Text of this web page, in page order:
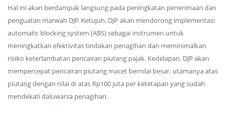
Hal ini akan berdampak langsung pada peningkatan penerimaan dan
penguatan marwah DJP. Ketujuh, DJP akan mendorong implementasi
automatic blocking system (ABS) sebagai instrumen untuk
meningkatkan efektivitas tindakan penagihan dan meminimalkan
risiko keterlambatan pencairan piutang pajak. Kedelapan, DJP akan
mempercepat pencairan piutang macet bernilai besar, utamanya atas
piutang dengan nilai di atas Rp100 juta per ketetapan yang sudah
mendekati daluwarsa penagihan.